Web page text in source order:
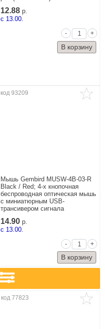
12.88 р.
c 13.00.
-
+
код 93209
Мышь Gembird MUSW-4B-03-R
Black / Red; 4-х кнопочная
беспроводная оптическая мышь
с миниатюрным USB-
трансивером сигнала
14.90 р.
c 13.00.
-
+
код 77823